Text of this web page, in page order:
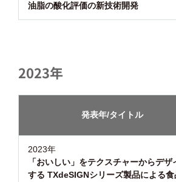
油脂の酸化評価の新技術開発
2023年
発表年/タイトル
2023年
「おいしい」をテクスチャーからデザ
する TXdeSIGNシリーズ製品による